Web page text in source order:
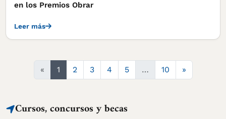
en los Premios Obrar
Leer más
« 1 2 3 4 5 … 10 »Siguiente
Cursos, concursos y becas